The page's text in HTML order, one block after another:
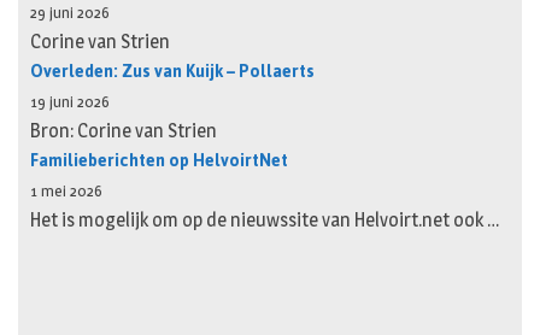
29 juni 2026
Corine van Strien
Overleden: Zus van Kuijk – Pollaerts
19 juni 2026
Bron: Corine van Strien
Familieberichten op HelvoirtNet
1 mei 2026
Het is mogelijk om op de nieuwssite van Helvoirt.net ook …